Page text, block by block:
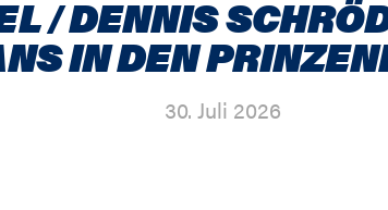
/ DENNIS
IN DEN
30. Juli 2026